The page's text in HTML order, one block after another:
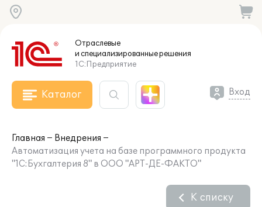
Отраслевые
и специализированныерешения
1С:Предприятие
Каталог Вход
Главная
Внедрения
Автоматизация учета на базе программного продукта
"1С:Бухгалтерия 8" в ООО "АРТ-ДЕ-ФАКТО"
К списку